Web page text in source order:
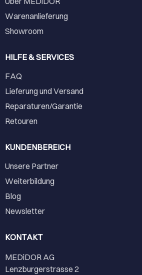
Warenanlieferung
Showroom
HILFE & SERVICES
FAQ
Lieferung und Versand
Reparaturen/Garantie
Retouren
KUNDENBEREICH
Unsere Partner
Weiterbildung
Blog
Newsletter
KONTAKT
MEDiDOR AG
Lenzburgerstrasse 2